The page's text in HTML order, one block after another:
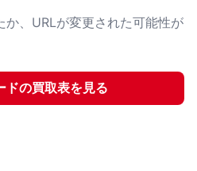
か、URLが変更された可能性が
ドの買取表を見る